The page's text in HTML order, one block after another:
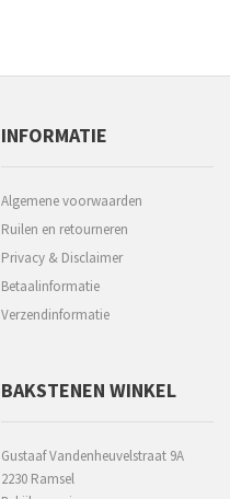
INFORMATIE
Algemene voorwaarden
Ruilen en retourneren
Privacy & Disclaimer
Betaalinformatie
Verzendinformatie
BAKSTENEN WINKEL
Gustaaf Vandenheuvelstraat 9A
2230 Ramsel